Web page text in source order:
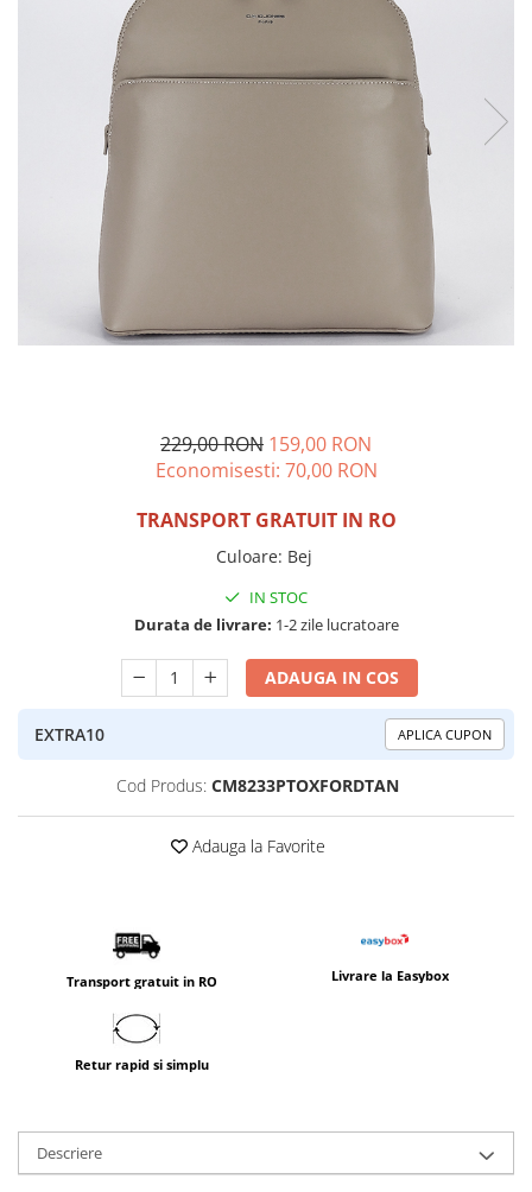
Incaltamine primavara-vara piele
Imbracaminte
Camasi si topuri
Blugi si pantaloni
Pulovere si cardigane
Incaltaminte toamna-iarna piele
229,00 RON 159,00 RON
Economisesti: 70,00 RON
TRANSPORT GRATUIT IN RO
Culoare: Bej
IN STOC
Durata de livrare: 1-2 zile lucratoare
ADAUGA IN COS
EXTRA10 APLICA CUPON
Cod Produs: CM8233PTOXFORDTAN
Adauga la Favorite
Transport gratuit in RO Livrare la Easybox
Retur rapid si simplu
Descriere